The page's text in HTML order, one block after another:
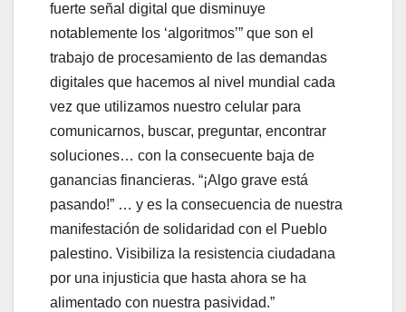
fuerte señal digital que disminuye
notablemente los ‘algoritmos’” que son el
trabajo de procesamiento de las demandas
digitales que hacemos al nivel mundial cada
vez que utilizamos nuestro celular para
comunicarnos, buscar, preguntar, encontrar
soluciones… con la consecuente baja de
ganancias financieras. “¡Algo grave está
pasando!” … y es la consecuencia de nuestra
manifestación de solidaridad con el Pueblo
palestino. Visibiliza la resistencia ciudadana
por una injusticia que hasta ahora se ha
alimentado con nuestra pasividad.”